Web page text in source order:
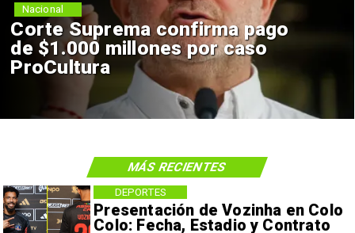
Corte Suprema confirma pago
de $1.000 millones por caso
ProCultura
Nacional
Presentación de Vozinha en Colo
Colo: Fecha, Estadio y Contrato
DEPORTES
MÁS RECIENTES